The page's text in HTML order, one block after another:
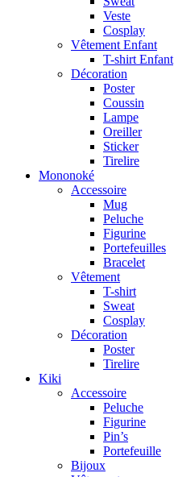
Veste
Cosplay
Vêtement Enfant
T-shirt Enfant
Décoration
Poster
Coussin
Lampe
Oreiller
Sticker
Tirelire
Mononoké
Accessoire
Mug
Peluche
Figurine
Portefeuilles
Bracelet
Vêtement
T-shirt
Sweat
Cosplay
Décoration
Poster
Tirelire
Kiki
Accessoire
Peluche
Figurine
Pin’s
Portefeuille
Bijoux